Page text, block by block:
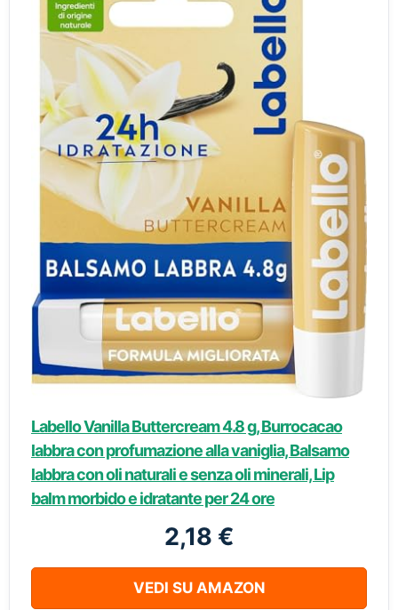
Labello Vanilla Buttercream 4.8 g, Burrocacao
labbra con profumazione alla vaniglia, Balsamo
labbra con oli naturali e senza oli minerali, Lip
balm morbido e idratante per 24 ore
2,18 €
VEDI SU AMAZON